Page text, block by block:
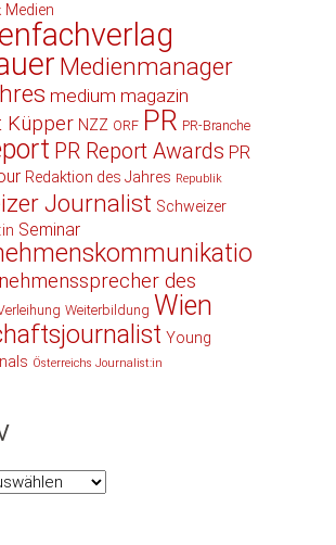
Medien
Medienmanager
medium magazin
Küpper NZZ ORF PR PR-Branche
PR Report Awards PR
Redaktion des Jahres Republik
Journalist Schweizer
Seminar
des
Weiterbildung Wien
Young
Österreichs Journalist:in